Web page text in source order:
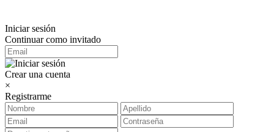
Iniciar sesión
Continuar como invitado
Crear una cuenta
×
Registrarme